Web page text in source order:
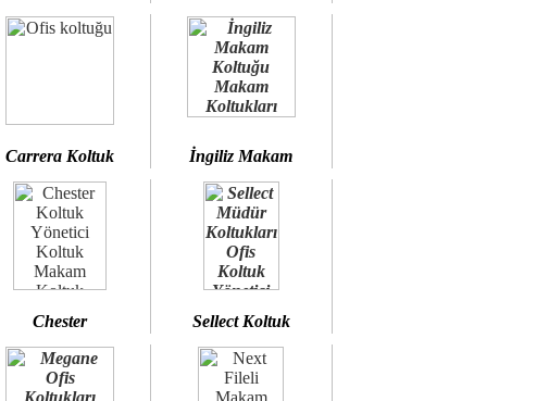
Carrera Koltuk İngiliz Makam
Chester Sellect Koltuk